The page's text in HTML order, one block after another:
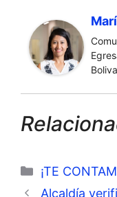
Categorías
¡TE
Alcaldía